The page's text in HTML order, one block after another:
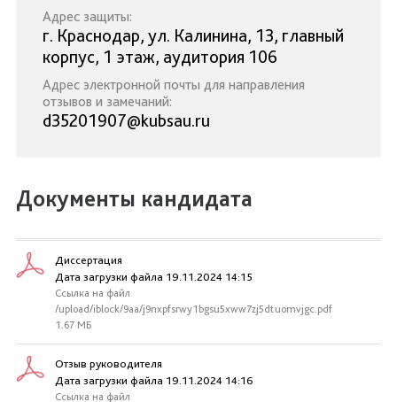
Адрес защиты:
г. Краснодар, ул. Калинина, 13, главный
корпус, 1 этаж, аудитория 106
Адрес электронной почты для направления
отзывов и замечаний:
d35201907@kubsau.ru
Документы кандидата
Диссертация
Дата загрузки файла 19.11.2024 14:15
Ссылка на файл
/upload/iblock/9aa/j9nxpfsrwy1bgsu5xww7zj5dtuomvjgc.pdf
1.67 МБ
Отзыв руководителя
Дата загрузки файла 19.11.2024 14:16
Ссылка на файл